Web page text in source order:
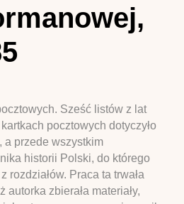
Sześć listów z lat
pocztowych dotyczyło
a przede wszystkim
historii Polski, do którego
rozdziałów. Praca ta trwała
zbierała materiały,